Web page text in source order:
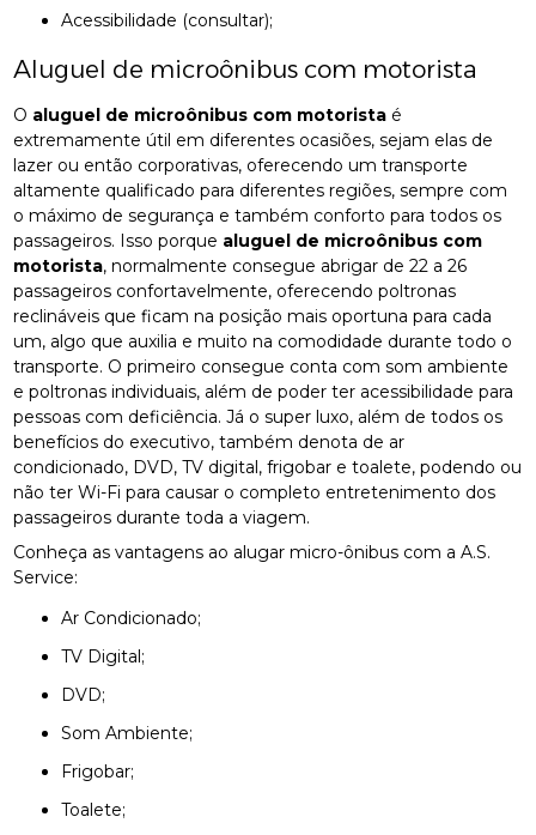
Acessibilidade (consultar);
Aluguel de microônibus com motorista
O aluguel de microônibus com motorista é
extremamente útil em diferentes ocasiões, sejam elas de
lazer ou então corporativas, oferecendo um transporte
altamente qualificado para diferentes regiões, sempre com
o máximo de segurança e também conforto para todos os
passageiros. Isso porque aluguel de microônibus com
motorista, normalmente consegue abrigar de 22 a 26
passageiros confortavelmente, oferecendo poltronas
reclináveis que ficam na posição mais oportuna para cada
um, algo que auxilia e muito na comodidade durante todo o
transporte. O primeiro consegue conta com som ambiente
e poltronas individuais, além de poder ter acessibilidade para
pessoas com deficiência. Já o super luxo, além de todos os
benefícios do executivo, também denota de ar
condicionado, DVD, TV digital, frigobar e toalete, podendo ou
não ter Wi-Fi para causar o completo entretenimento dos
passageiros durante toda a viagem.
Conheça as vantagens ao alugar micro-ônibus com a A.S.
Service:
Ar Condicionado;
TV Digital;
DVD;
Som Ambiente;
Frigobar;
Toalete;